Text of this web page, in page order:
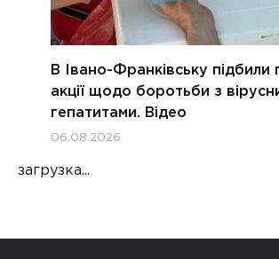
В Івано-Франківську підбили
акції щодо боротьби з
гепатитами. Відео
06.08.2026
загрузка...